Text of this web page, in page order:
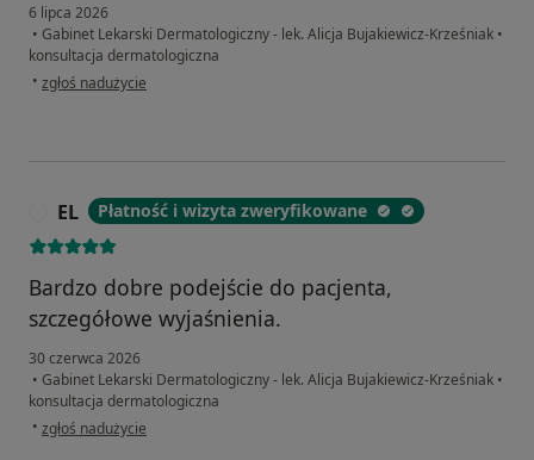
6 lipca 2026
• Gabinet Lekarski Dermatologiczny - lek. Alicja Bujakiewicz-Krześniak •
konsultacja dermatologiczna
• w opinii użytkownika MK
zgłoś nadużycie
EL Płatność i wizyta zweryfikowane
Bardzo dobre podejście do pacjenta,
szczegółowe wyjaśnienia.
30 czerwca 2026
• Gabinet Lekarski Dermatologiczny - lek. Alicja Bujakiewicz-Krześniak •
konsultacja dermatologiczna
• w opinii użytkownika EL
zgłoś nadużycie